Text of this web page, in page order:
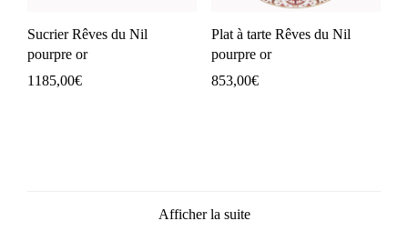
Sucrier Rêves du Nil
pourpre or
1185,00€
Plat à tarte Rêves du Nil
pourpre or
853,00€
Afficher la suite